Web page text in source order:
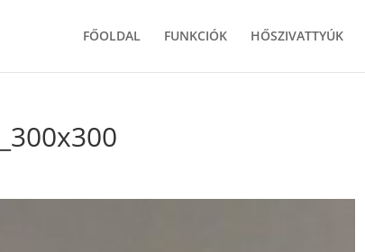
FŐOLDAL FUNKCIÓK HŐSZIVATTYÚK